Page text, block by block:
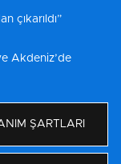
çıkarıldı”
Akdeniz’de
ŞARTLARI